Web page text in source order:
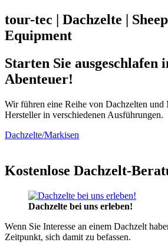
tour-tec | Dachzelte |
Equipment
Starten Sie ausgeschlafen
Abenteuer!
Wir führen eine Reihe von Dachzelten und
Hersteller in verschiedenen Ausführungen.
Dachzelte/Markisen
Kostenlose Dachzelt-
Dachzelte bei uns erleben!
Wenn Sie Interesse an einem Dachzelt
Zeitpunkt, sich damit zu befassen.